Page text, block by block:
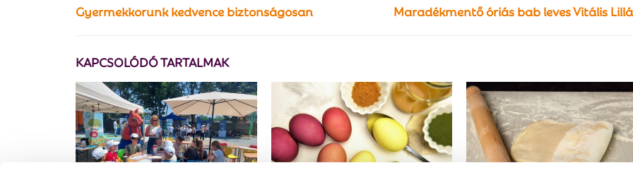
Gyermekkorunk kedvence biztonságosan Maradékmentő óriás bab leves Vitális
KAPCSOLÓDÓ TARTALMAK